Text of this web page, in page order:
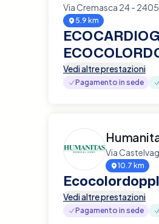
Via Cremasca 24 -
5.9 km
Vedi altre prestazioni
Pagamento in sede
Via
10.7 km
Vedi altre prestazioni
Pagamento in sede